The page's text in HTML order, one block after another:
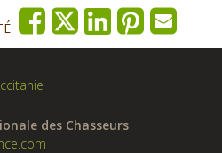
des Chasseurs